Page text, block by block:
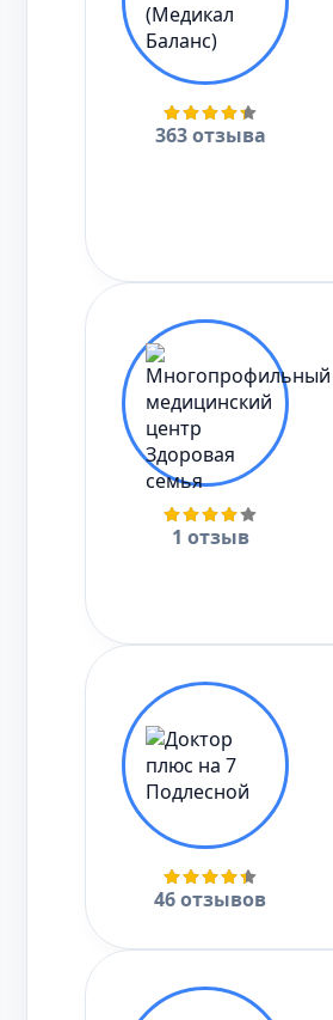
363 отзыва
1 отзыв
46 отзывов